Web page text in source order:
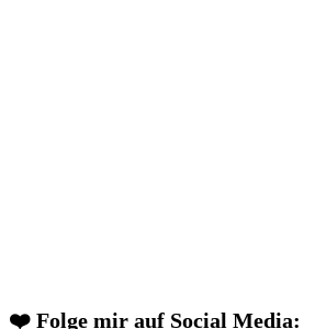
❤️ Folge mir auf Social Media: